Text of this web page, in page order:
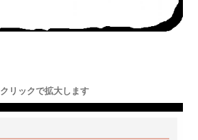
クリックで拡大します